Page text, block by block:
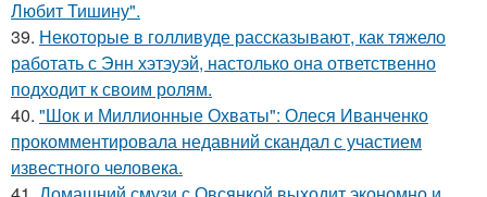
Любит Тишину".
39. Некоторые в голливуде рассказывают, как тяжело
работать с Энн хэтэуэй, настолько она ответственно
подходит к своим ролям.
40. "Шок и Миллионные Охваты": Олеся Иванченко
прокомментировала недавний скандал с участием
известного человека.